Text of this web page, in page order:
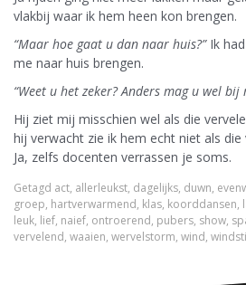
vlakbij waar ik hem heen kon brengen.
“Maar hoe gaat u dan naar huis?” Ik
me naar huis brengen.
“Weet u het zeker? Anders mag u wel
Hij ziet mij misschien wel als die
hij verwacht zie ik hem echt niet als die
Ja, zelfs docenten verrassen je soms.
Getagd act, allerleukst, dagelijks, duwn,
groep, hartverwarmend, klas, koorddansen,
leuk, lief, naief, ontroerend, pubers, show,
vervelend, waaien, wervelstorm, wind,